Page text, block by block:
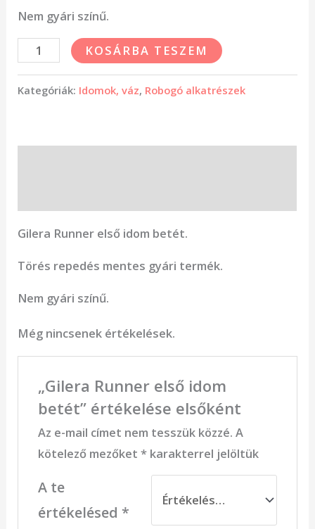
Nem gyári színű.
KOSÁRBA TESZEM
Kategóriák: Idomok, váz, Robogó alkatrészek
Gilera Runner első idom betét.
Törés repedés mentes gyári termék.
Nem gyári színű.
Még nincsenek értékelések.
„Gilera Runner első idom
betét” értékelése elsőként
Az e-mail címet nem tesszük közzé. A
kötelező mezőket *karakterrel jelöltük
A te
értékelésed *